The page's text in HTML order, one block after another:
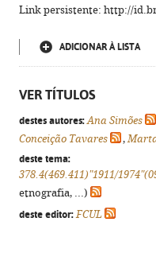
Link persistente: http://
ADICIONAR À LISTA
VER TÍTULOS
destes autores: Ana Simões
Conceição Tavares
,
deste tema:
378.4(469.411)"1911/
etnografia, ...)
deste editor: FCUL